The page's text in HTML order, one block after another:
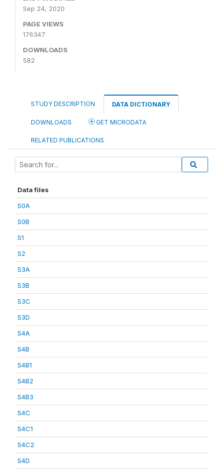
Sep 24, 2020
PAGE VIEWS
176347
DOWNLOADS
582
STUDY DESCRIPTION DATA DICTIONARY
DOWNLOADS GET MICRODATA
RELATED PUBLICATIONS
Data files
S0A
S0B
S1
S2
S3A
S3B
S3C
S3D
S4A
S4B
S4B1
S4B2
S4B3
S4C
S4C1
S4C2
S4D